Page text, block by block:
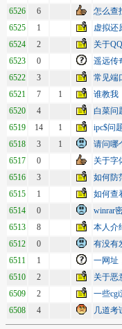
6526
6
怎么查
6525
1
虚拟还
6524
2
关于
6523
0
遥远传
6522
3
常见端
6521
7 1
谁教我
6520
4
白菜问
6519
14 1
ipc$问
6518
3 1
请问哪
6517
0
关于字
6516
3
如何防
6515
1
如何查
6514
0
winrar
6513
8
本人介
6512
0
有没有
6511
1
一网址
6510
2
关于恶
6509
2
一些
6508
4 几道考